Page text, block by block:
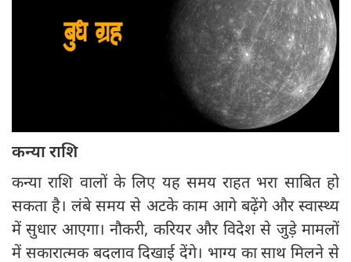
कन्या राशि
कन्या राशि वालों के लिए यह समय राहत भरा साबित हो
सकता है। लंबे समय से अटके काम आगे बढ़ेंगे और स्वास्थ्य
में सुधार आएगा। नौकरी, करियर और विदेश से जुड़े मामलों
में सकारात्मक बदलाव दिखाई देंगे। भाग्य का साथ मिलने से